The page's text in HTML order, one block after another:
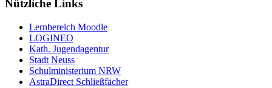
Nützliche Links
Lernbereich Moodle
LOGINEO
Kath. Jugendagentur
Stadt Neuss
Schulministerium NRW
AstraDirect Schließfächer